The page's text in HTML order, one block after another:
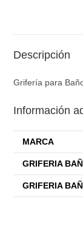
Descripción
Grifería para
Información
MARCA
GRIFERIA
GRIFERIA